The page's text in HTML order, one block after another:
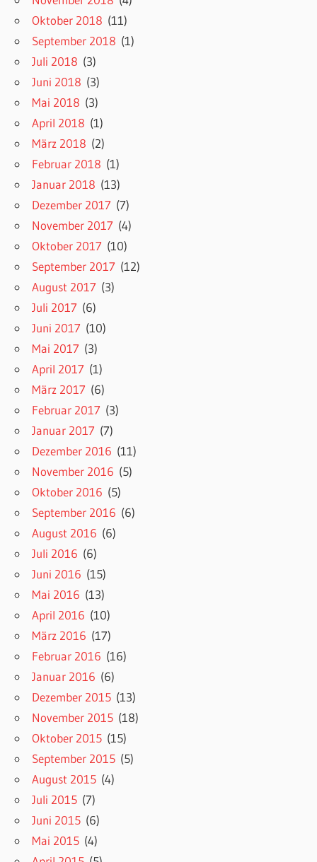
Oktober 2018 (11)
September 2018 (1)
Juli 2018 (3)
Juni 2018 (3)
Mai 2018 (3)
April 2018 (1)
März 2018 (2)
Februar 2018 (1)
Januar 2018 (13)
Dezember 2017 (7)
November 2017 (4)
Oktober 2017 (10)
September 2017 (12)
August 2017 (3)
Juli 2017 (6)
Juni 2017 (10)
Mai 2017 (3)
April 2017 (1)
März 2017 (6)
Februar 2017 (3)
Januar 2017 (7)
Dezember 2016 (11)
November 2016 (5)
Oktober 2016 (5)
September 2016 (6)
August 2016 (6)
Juli 2016 (6)
Juni 2016 (15)
Mai 2016 (13)
April 2016 (10)
März 2016 (17)
Februar 2016 (16)
Januar 2016 (6)
Dezember 2015 (13)
November 2015 (18)
Oktober 2015 (15)
September 2015 (5)
August 2015 (4)
Juli 2015 (7)
Juni 2015 (6)
Mai 2015 (4)